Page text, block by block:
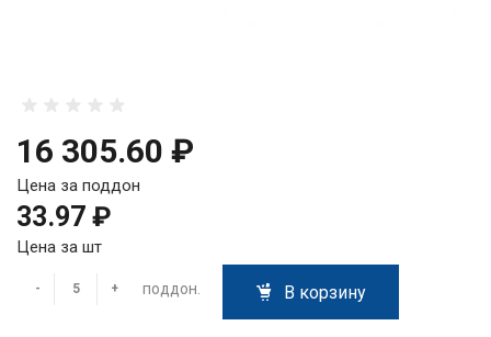
16 305.60 ₽
Цена за поддон
33.97 ₽
Цена за шт
- + поддон. В корзину